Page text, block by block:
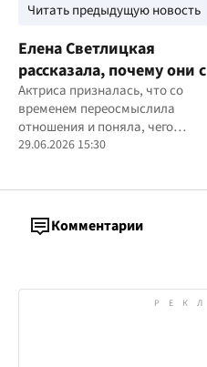
Читать предыдущую новость
Елена Светлицкая
рассказала, почему они с
мужем решили разойтись
после 10 лет брака
Актриса призналась, что со
временем переосмыслила
отношения и поняла, чего
действительно ожидает от
29.06.2026 15:30
Комментарии